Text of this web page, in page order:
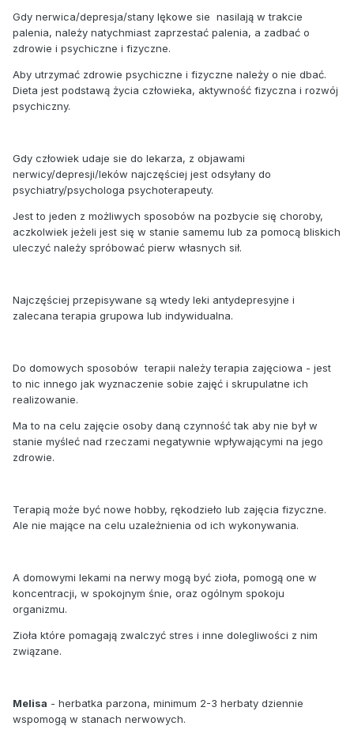
Gdy nerwica/depresja/stany lękowe sie nasilają w trakcie
palenia, należy natychmiast zaprzestać palenia, a zadbać o
zdrowie i psychiczne i fizyczne.
Aby utrzymać zdrowie psychiczne i fizyczne należy o nie dbać.
Dieta jest podstawą życia człowieka, aktywność fizyczna i rozwój
psychiczny.
Gdy człowiek udaje sie do lekarza, z objawami
nerwicy/depresji/leków najczęściej jest odsyłany do
psychiatry/psychologa psychoterapeuty.
Jest to jeden z możliwych sposobów na pozbycie się choroby,
aczkolwiek jeżeli jest się w stanie samemu lub za pomocą bliskich
uleczyć należy spróbować pierw własnych sił.
Najczęściej przepisywane są wtedy leki antydepresyjne i
zalecana terapia grupowa lub indywidualna.
Do domowych sposobów terapii należy terapia zajęciowa - jest
to nic innego jak wyznaczenie sobie zajęć i skrupulatne ich
realizowanie.
Ma to na celu zajęcie osoby daną czynność tak aby nie był w
stanie myśleć nad rzeczami negatywnie wpływającymi na jego
zdrowie.
Terapią może być nowe hobby, rękodzieło lub zajęcia fizyczne.
Ale nie mające na celu uzależnienia od ich wykonywania.
A domowymi lekami na nerwy mogą być zioła, pomogą one w
koncentracji, w spokojnym śnie, oraz ogólnym spokoju
organizmu.
Zioła które pomagają zwalczyć stres i inne dolegliwości z nim
związane.
Melisa - herbatka parzona, minimum 2-3 herbaty dziennie
wspomogą w stanach nerwowych.